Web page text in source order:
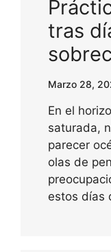
tras
Marzo 28,
En el
saturada,
parecer
olas de
estos días